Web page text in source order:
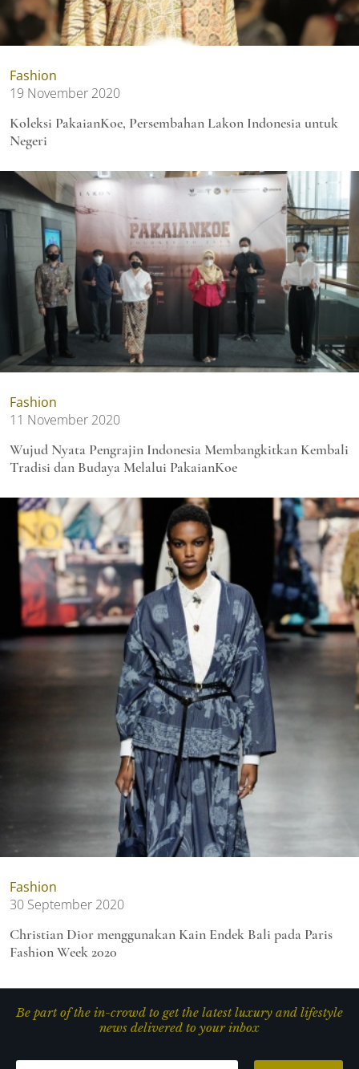
Fashion
19 November 2020
Koleksi PakaianKoe, Persembahan Lakon Indonesia untuk
Negeri
Fashion
11 November 2020
Wujud Nyata Pengrajin Indonesia Membangkitkan Kembali
Tradisi dan Budaya Melalui PakaianKoe
Fashion
30 September 2020
Christian Dior menggunakan Kain Endek Bali pada Paris
Fashion Week 2020
Be part of the in-crowd to get the latest luxury and lifestyle
news delivered to your inbox